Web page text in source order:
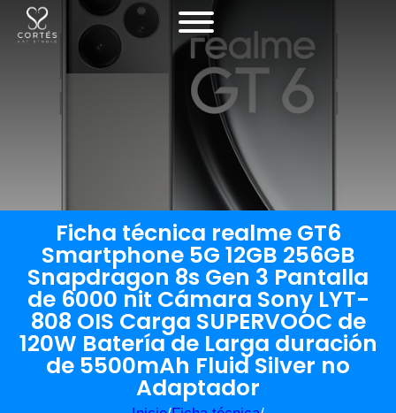
Ficha técnica realme GT6
Smartphone 5G 12GB 256GB
Snapdragon 8s Gen 3 Pantalla
de 6000 nit Cámara Sony LYT-
808 OIS Carga SUPERVOOC de
120W Batería de Larga duración
de 5500mAh Fluid Silver no
Adaptador